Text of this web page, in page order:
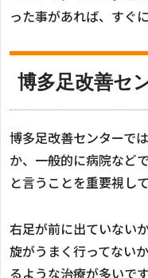
った事があれば、すぐ
博多足改善セ
博多足改善センターで
か、一般的に病院など
と言うことを重要視して
右足が前に出ていない
旋がうまく行ってない
るような治療が多いです